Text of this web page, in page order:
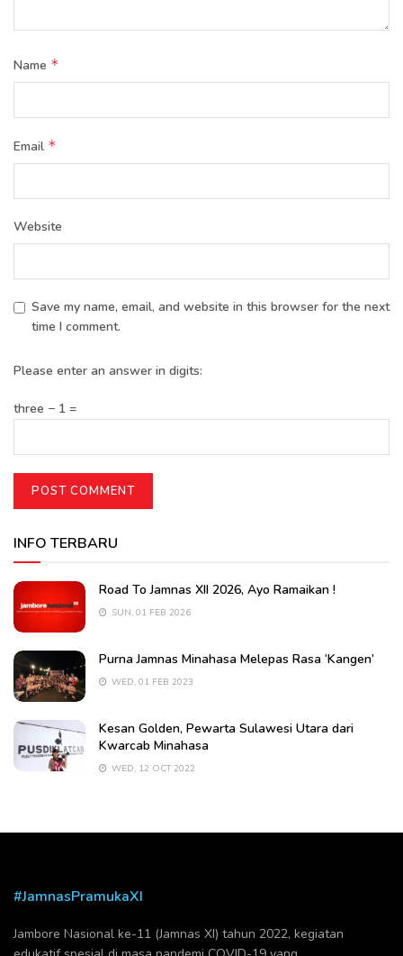
Name *
Email *
Website
Save my name, email, and website in this browser for the next
time I comment.
Please enter an answer in digits:
three − 1 =
INFO TERBARU
Road To Jamnas XII 2026, Ayo Ramaikan !
SUN, 01 FEB 2026
Purna Jamnas Minahasa Melepas Rasa ‘Kangen’
WED, 01 FEB 2023
Kesan Golden, Pewarta Sulawesi Utara dari
Kwarcab Minahasa
WED, 12 OCT 2022
#JamnasPramukaXI
Jambore Nasional ke-11 (Jamnas XI) tahun 2022, kegiatan